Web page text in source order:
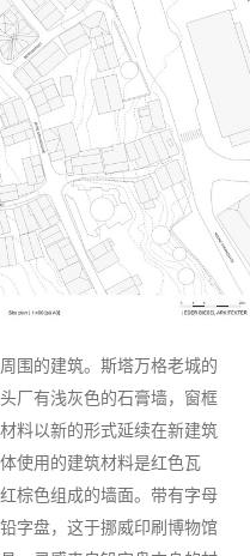
围的建筑。 斯塔万格老城的
厂有浅灰色的石膏墙，窗框
料以新的形式延续在新建筑
使用的建筑材料是红色瓦
棕色组成的墙面。带有字母
字盘，这于挪威印刷博物馆